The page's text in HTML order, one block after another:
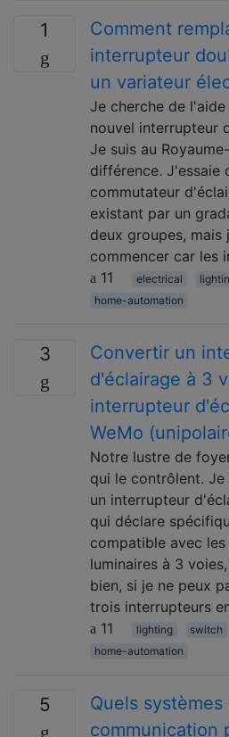
1
Comment
interrupteur
un variateur
Je cherche de
nouvel interrupteur
Je suis au
différence. J'essaie
commutateur
existant par un
deux groupes, mais
commencer car les
11
electrical
home-automation
3
Convertir un
d'éclairage à 3
interrupteur
WeMo
Notre lustre de
qui le contrôlent.
un interrupteur
qui déclare
compatible avec
luminaires à 3
bien, si je ne peux
trois interrupteurs
11
lighting switch
home-automation
5
Quels
communication